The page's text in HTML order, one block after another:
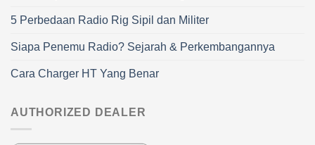
5 Perbedaan Radio Rig Sipil dan Militer
Siapa Penemu Radio? Sejarah & Perkembangannya
Cara Charger HT Yang Benar
AUTHORIZED DEALER